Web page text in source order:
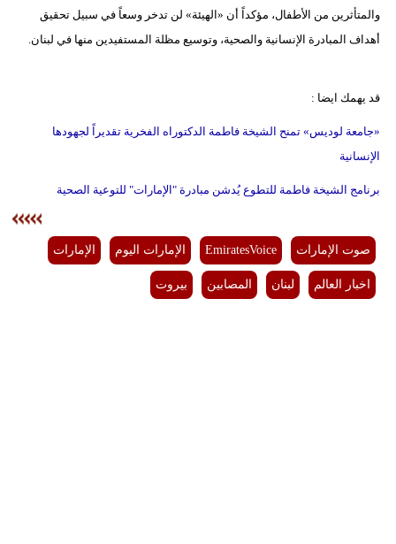
والمتأثرين من الأطفال، مؤكداً أن «الهيئة» لن تدخر وسعاً في سبيل تحقيق
أهداف المبادرة الإنسانية والصحية، وتوسيع مظلة المستفيدين منها في لبنان.
قد يهمك ايضا :
«جامعة لوديس» تمنح الشيخة فاطمة الدكتوراه الفخرية تقديراً لجهودها
الإنسانية
برنامج الشيخة فاطمة للتطوع يُدشن مبادرة "الإمارات" للتوعية الصحية
صوت الإمارات EmiratesVoice الإمارات اليوم الإمارات
اخبار العالم لبنان المصابين بيروت